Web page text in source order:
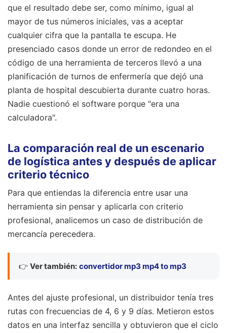
que el resultado debe ser, como mínimo, igual al
mayor de tus números iniciales, vas a aceptar
cualquier cifra que la pantalla te escupa. He
presenciado casos donde un error de redondeo en el
código de una herramienta de terceros llevó a una
planificación de turnos de enfermería que dejó una
planta de hospital descubierta durante cuatro horas.
Nadie cuestionó el software porque "era una
calculadora".
La comparación real de un escenario
de logística antes y después de aplicar
criterio técnico
Para que entiendas la diferencia entre usar una
herramienta sin pensar y aplicarla con criterio
profesional, analicemos un caso de distribución de
mercancía perecedera.
👉 Ver también: convertidor mp3 mp4 to mp3
Antes del ajuste profesional, un distribuidor tenía tres
rutas con frecuencias de 4, 6 y 9 días. Metieron estos
datos en una interfaz sencilla y obtuvieron que el ciclo